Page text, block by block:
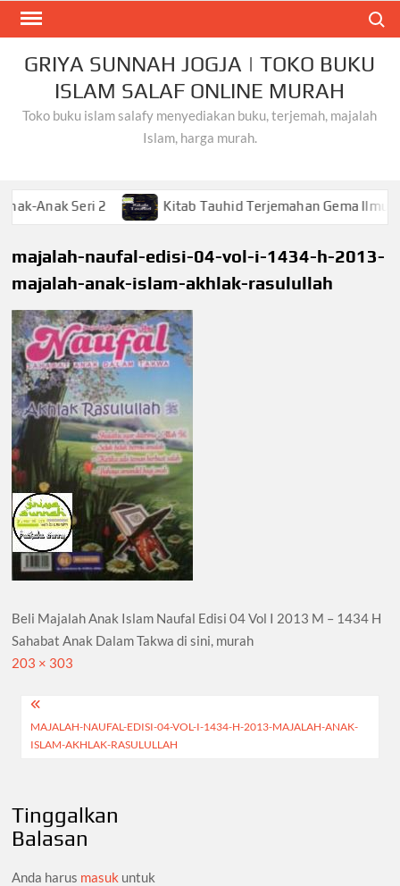
Skip
contentGRIYA SUNNAH JOGJA | TOKO BUKU
ISLAM SALAF ONLINE MURAH
Toko buku islam salafy menyediakan buku, terjemah, majalah
Islam, harga murah.
Seri 2 Kitab Tauhid Terjemahan Gema Ilmu
majalah-naufal-edisi-04-vol-i-1434-h-2013-
majalah-anak-islam-akhlak-rasulullah
Beli Majalah Anak Islam Naufal Edisi 04 Vol I 2013 M – 1434 H
Sahabat Anak Dalam Takwa di sini, murah
Full
203 × 303
Navigasi
pos
MAJALAH-NAUFAL-EDISI-04-VOL-I-1434-H-2013-MAJALAH-ANAK-
ISLAM-AKHLAK-RASULULLAH
Tinggalkan
Balasan
Anda harus masuk untuk